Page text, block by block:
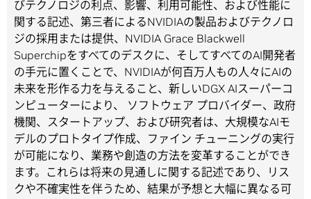
びテクノロジの利点、影響、利用可能性、および性能に
関する記述、第三者によるNVIDIAの製品およびテクノロ
ジの採用または提供、NVIDIA Grace Blackwell
Superchipをすべてのデスクに、そしてすべてのAI開発者
の手元に置くことで、NVIDIAが何百万人もの人々にAIの
未来を形作る力を与えること、新しいDGX AIスーパーコ
ンピューターにより、 ソフトウェア プロバイダー、政府
機関、スタートアップ、および研究者は、大規模なAIモ
デルのプロトタイプ作成、ファイン チューニングの実行
が可能になり、業務や創造の方法を変革することができ
ます。これらは将来の見通しに関する記述であり、リス
クや不確実性を伴うため、結果が予想と大幅に異なる可